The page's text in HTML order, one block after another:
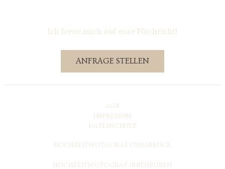
Ich freue mich auf eure Nachricht!
ANFRAGE STELLEN
AGB
IMPRESSUM
DATENSCHUTZ
HOCHZEITSFOTOGRAF OSNABRÜCK
HOCHZEITSFOTOGRAF IBBENBÜREN